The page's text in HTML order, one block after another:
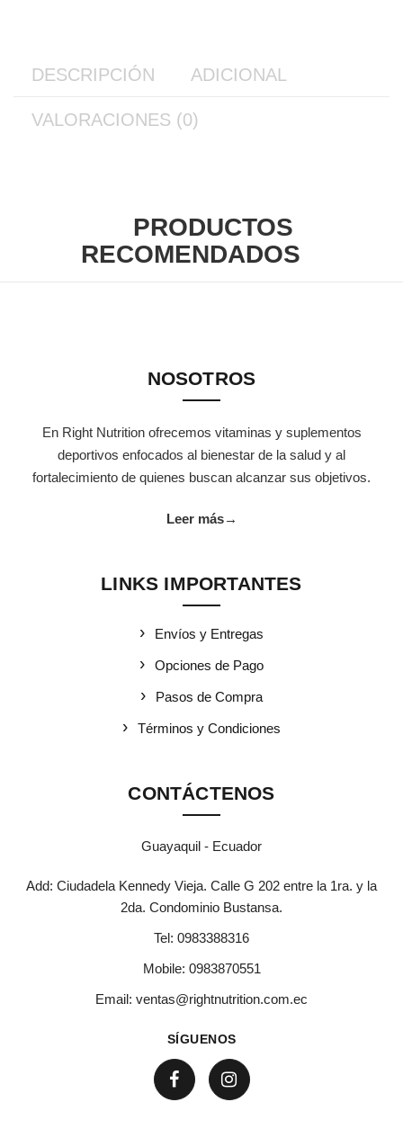
DESCRIPCIÓN ADICIONAL
VALORACIONES (0)
PRODUCTOS
RECOMENDADOS
NOSOTROS
En Right Nutrition ofrecemos vitaminas y suplementos
deportivos enfocados al bienestar de la salud y al
fortalecimiento de quienes buscan alcanzar sus objetivos.
Leer más→
LINKS IMPORTANTES
Envíos y Entregas
Opciones de Pago
Pasos de Compra
Términos y Condiciones
CONTÁCTENOS
Guayaquil - Ecuador
Add: Ciudadela Kennedy Vieja. Calle G 202 entre la 1ra. y la
2da. Condominio Bustansa.
Tel: 0983388316
Mobile: 0983870551
Email: ventas@rightnutrition.com.ec
SÍGUENOS